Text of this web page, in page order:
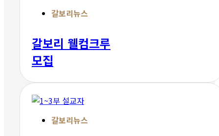
갈보리뉴스
갈보리 웰컴크루
모집
갈보리뉴스